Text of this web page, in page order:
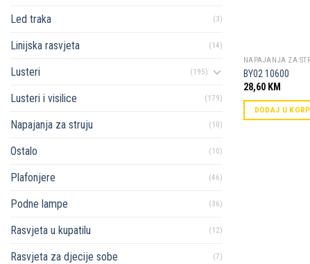
Led traka (3)
Linijska rasvjeta (14)
Lusteri (195)
Lusteri i visilice (179)
Napajanja za struju (10)
Ostalo (10)
Plafonjere (46)
Podne lampe (36)
Rasvjeta u kupatilu (12)
Rasvjeta za djecije sobe (7)
NAPAJANJA ZA
BY02 10600
28,60 KM
DODAJ U